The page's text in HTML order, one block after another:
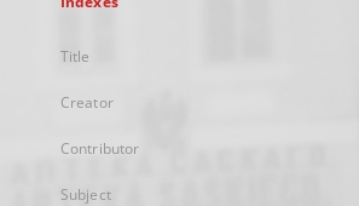
Title
Creator
Contributor
Subject